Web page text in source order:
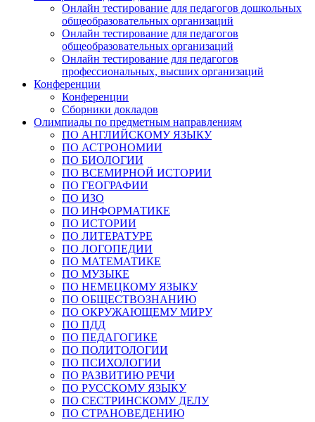
Онлайн тестирование для педагогов дошкольных
общеобразовательных организаций
Онлайн тестирование для педагогов
общеобразовательных организаций
Онлайн тестирование для педагогов
профессиональных, высших организаций
Конференции
Конференции
Сборники докладов
Олимпиады по предметным направлениям
ПО АНГЛИЙСКОМУ ЯЗЫКУ
ПО АСТРОНОМИИ
ПО БИОЛОГИИ
ПО ВСЕМИРНОЙ ИСТОРИИ
ПО ГЕОГРАФИИ
ПО ИЗО
ПО ИНФОРМАТИКЕ
ПО ИСТОРИИ
ПО ЛИТЕРАТУРЕ
ПО ЛОГОПЕДИИ
ПО МАТЕМАТИКЕ
ПО МУЗЫКЕ
ПО НЕМЕЦКОМУ ЯЗЫКУ
ПО ОБЩЕСТВОЗНАНИЮ
ПО ОКРУЖАЮЩЕМУ МИРУ
ПО ПДД
ПО ПЕДАГОГИКЕ
ПО ПОЛИТОЛОГИИ
ПО ПСИХОЛОГИИ
ПО РАЗВИТИЮ РЕЧИ
ПО РУССКОМУ ЯЗЫКУ
ПО СЕСТРИНСКОМУ ДЕЛУ
ПО СТРАНОВЕДЕНИЮ